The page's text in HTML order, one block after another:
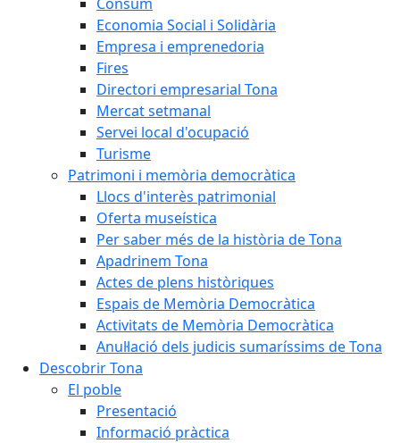
Economia Social i Solidària
Empresa i emprenedoria
Fires
Directori empresarial Tona
Mercat setmanal
Servei local d'ocupació
Turisme
Patrimoni i memòria democràtica
Llocs d'interès patrimonial
Oferta museística
Per saber més de la història de Tona
Apadrinem Tona
Actes de plens històriques
Espais de Memòria Democràtica
Activitats de Memòria Democràtica
Anul·lació dels judicis sumaríssims de Tona
Descobrir Tona
El poble
Presentació
Informació pràctica